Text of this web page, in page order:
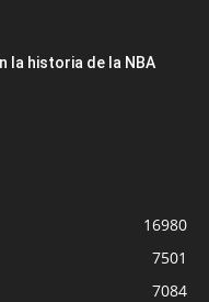
la historia de la NBA
16980
7501
7084